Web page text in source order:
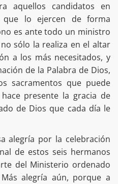
aquellos candidatos en
que lo ejercen de forma
es ante todo un ministro
sólo la realiza en el altar
a los más necesitados, y
de la Palabra de Dios,
sacramentos que puede
presente la gracia de
de Dios que cada día le
alegría por la celebración
de estos seis hermanos
del Ministerio ordenado
alegría aún, porque a